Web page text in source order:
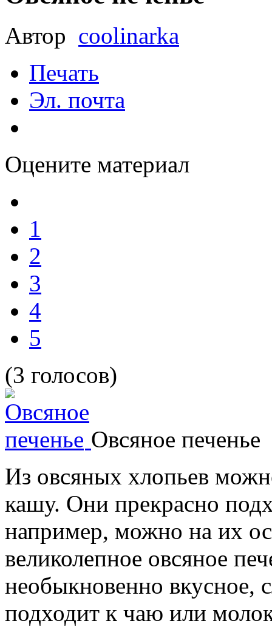
Автор coolinarka
Печать
Эл. почта
Оцените материал
1
2
3
4
5
(3 голосов)
Овсяное печенье
Из овсяных хлопьев
кашу. Они прекрасно
например, можно на их
великолепное овсяное
необыкновенно вкусное,
подходит к чаю или